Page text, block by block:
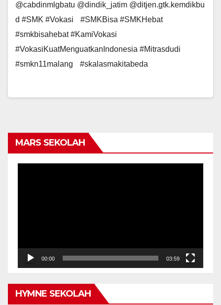
@cabdinmlgbatu @dindik_jatim @ditjen.gtk.kemdikbu
d #SMK #Vokasi #SMKBisa #SMKHebat
#smkbisahebat #KamiVokasi
#VokasiKuatMenguatkanIndonesia #Mitrasdudi
#smkn11malang #skalasmakitabeda
MARS SEKOLAH
00:00 03:59
HYMNE SEKOLAH